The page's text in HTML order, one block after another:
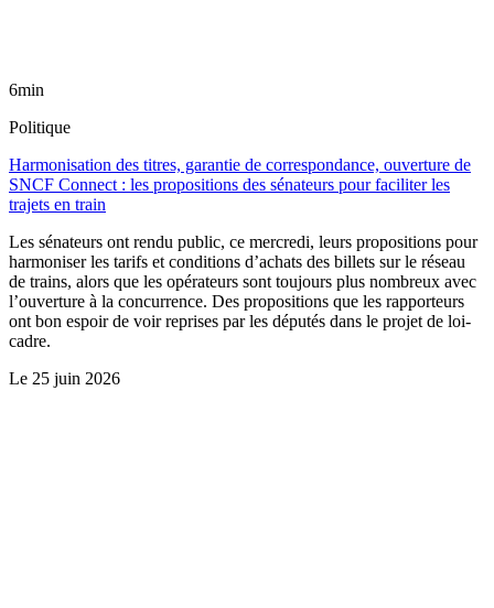
6min
Politique
Harmonisation des titres, garantie de correspondance, ouverture de
SNCF Connect : les propositions des sénateurs pour faciliter les
trajets en train
Les sénateurs ont rendu public, ce mercredi, leurs propositions pour
harmoniser les tarifs et conditions d’achats des billets sur le réseau
de trains, alors que les opérateurs sont toujours plus nombreux avec
l’ouverture à la concurrence. Des propositions que les rapporteurs
ont bon espoir de voir reprises par les députés dans le projet de loi-
cadre.
Le 25 juin 2026